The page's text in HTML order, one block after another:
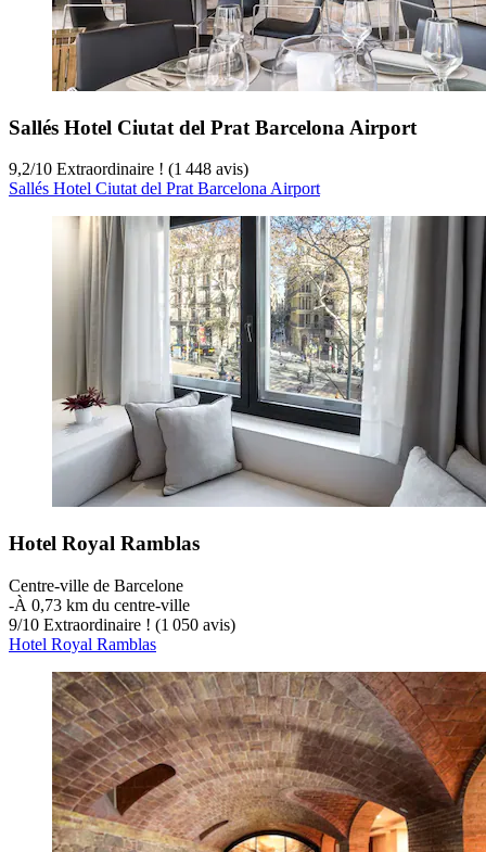
Sallés Hotel Ciutat del Prat Barcelona Airport
9,2/10 Extraordinaire ! (1 448 avis)
Sallés Hotel Ciutat del Prat Barcelona Airport
Hotel Royal Ramblas
Centre-ville de Barcelone
‐À 0,73 km du centre-ville
9/10 Extraordinaire ! (1 050 avis)
Hotel Royal Ramblas